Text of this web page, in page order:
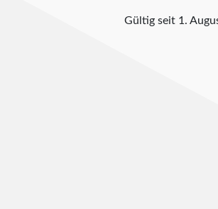
Gültig seit 1.